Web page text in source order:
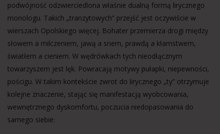
podwójność odzwierciedlona właśnie dualną formą lirycznego
monologu. Takich „tranzytowych” przejść jest oczywiście w
wierszach Opolskiego więcej. Bohater przemierza drogi między
słowem a milczeniem, jawą a snem, prawdą a kłamstwem,
światłem a cieniem. W wędrówkach tych nieodłącznym
towarzyszem jest lęk. Powracają motywy pułapki, niepewności,
pościgu. W takim kontekście zwrot do lirycznego „ty” otrzymuje
kolejne znaczenie, stając się manifestacją wyobcowania,
wewnętrznego dyskomfortu, poczucia niedopasowania do
samego siebie: